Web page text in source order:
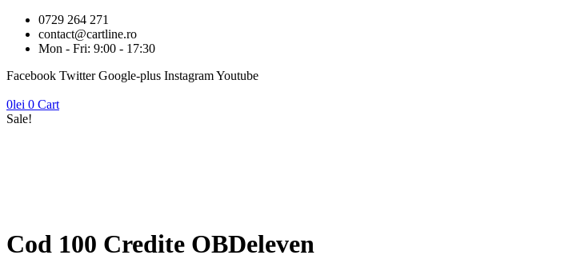
0729 264 271
contact@cartline.ro
Mon - Fri: 9:00 - 17:30
Facebook Twitter Google-plus InstagramYoutube
0lei 0 Cart
Sale!
Cod 100 Credite OBDeleven